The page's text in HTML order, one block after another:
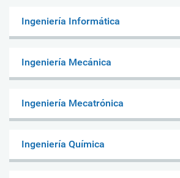
Ingeniería Informática
Ingeniería Mecánica
Ingeniería Mecatrónica
Ingeniería Química